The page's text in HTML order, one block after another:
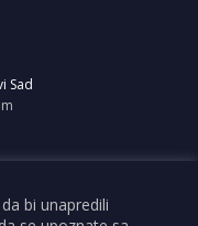
Sad
bi unapredili